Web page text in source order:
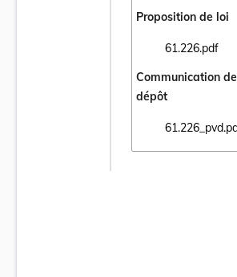
Proposition de loi
61.226.pdf
Ouvrir le
Communication
dépôt
Ouvrir le